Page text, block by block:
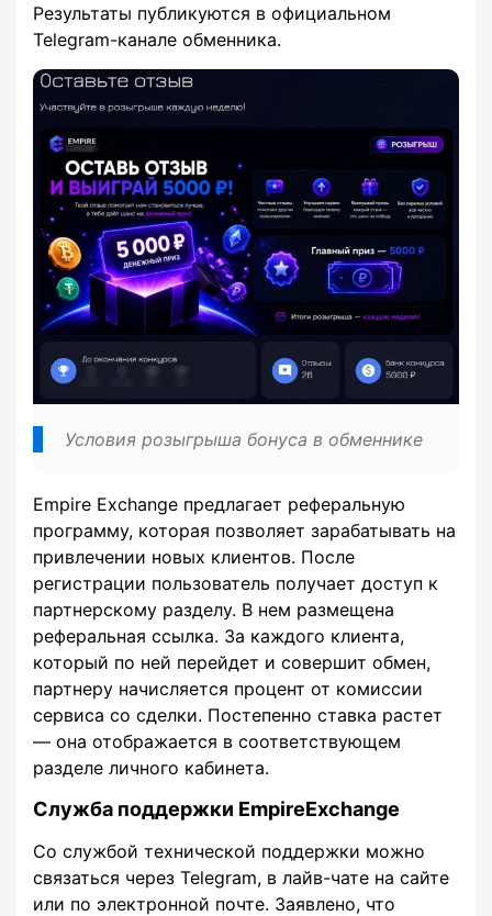
Результаты публикуются в официальном
Telegram-канале обменника.
Условия розыгрыша бонуса в обменнике
Empire Exchange предлагает реферальную
программу, которая позволяет зарабатывать на
привлечении новых клиентов. После
регистрации пользователь получает доступ к
партнерскому разделу. В нем размещена
реферальная ссылка. За каждого клиента,
который по ней перейдет и совершит обмен,
партнеру начисляется процент от комиссии
сервиса со сделки. Постепенно ставка растет
— она отображается в соответствующем
разделе личного кабинета.
Служба поддержки EmpireExchange
Со службой технической поддержки можно
связаться через Telegram, в лайв-чате на сайте
или по электронной почте. Заявлено, что